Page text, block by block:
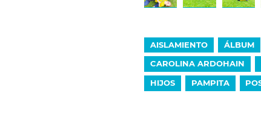
AISLAMIENTO ÁLBUM
CAROLINA ARDOHAIN
HIJOS
PAMPITA